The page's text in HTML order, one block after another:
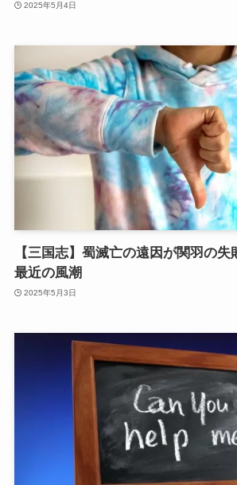
2025年5月4日
【三国志】蜀滅亡の遠因が関羽の失
最近の風潮
2025年5月3日